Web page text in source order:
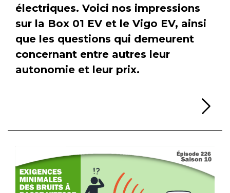
électriques. Voici nos impressions
sur la Box 01 EV et le Vigo EV, ainsi
que les questions qui demeurent
concernant entre autres leur
autonomie et leur prix.